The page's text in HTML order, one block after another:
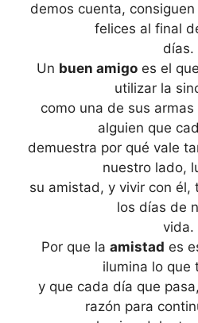
demos cuenta,
felices al final
días.
Un buen amigo es el
utilizar la
como una de sus
alguien que
demuestra por qué vale
nuestro lado,
su amistad, y vivir con él,
los días de
vida.
Por que la amistad es
ilumina lo que
y que cada día que
razón para